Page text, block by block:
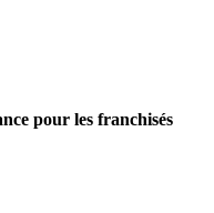
pour les franchisés